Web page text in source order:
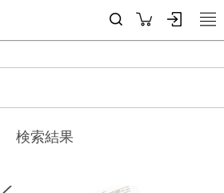
検索結果